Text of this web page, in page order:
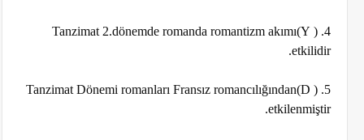
4. ( Y)Tanzimat 2.dönemde romanda romantizm akımı
etkilidir.
5. ( D)Tanzimat Dönemi romanları Fransız romancılığından
etkilenmiştir.